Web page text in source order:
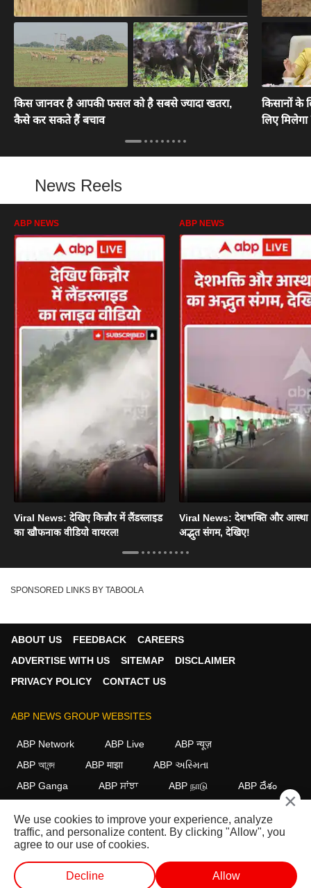
किस जानवर है आपकी फसल को है सबसे ज्यादा खतरा,
कैसे कर सकते हैं बचाव
किसानों के
लिए
News Reels
ABP NEWS
Viral News: देखिए किन्नौर में लैंडस्लाइड
का खौफनाक वीडियो वायरल!
ABP NEWS
Viral News: देशभक्ति और आस्था
अद्भुत संगम, देखिए!
SPONSORED LINKS BY TABOOLA
ABOUT US FEEDBACK
CAREERS
ADVERTISE WITH US
SITEMAP
DISCLAIMER
PRIVACY POLICY
CONTACT US
ABP NEWS GROUP WEBSITES
ABP Network ABP Live
ABP न्यूज़
ABP আনন্দ
ABP माझा
ABP અસ્મિતા
ABP Ganga
ABP ਸਾਂਝਾ ABP நாடு ABP దేశం
FOLLOW US
This website follows the DNPA Code of Ethics.
Copyright@2026.
All rights reserved.
×
We use cookies to improve your experience, analyze
traffic, and personalize content. By clicking "Allow", you
agree to our use of cookies.
Decline Allow